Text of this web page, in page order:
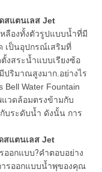
สแตนเลส Jet
ลืองทั้งตัวรูปแบบน้ำที่มี
เป็นอุปกรณ์เสริมที่
งสระน้ำแบบเรียงซ้อ
ปริมาณสูงมาก.อย่างไร
Bell Water Fountain
วดล้อมตรงข้ามกับ
บระดับน้ำ ดังนั้น การ
สแตนเลส Jet
ออกแบบ?คำตอบอย่าง
ารออกแบบน้ำพุของคุณ